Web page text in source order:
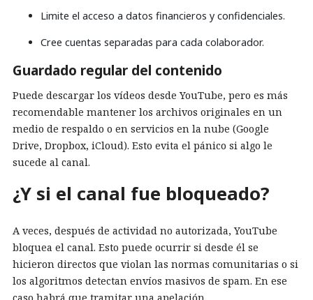
Limite el acceso a datos financieros y confidenciales.
Cree cuentas separadas para cada colaborador.
Guardado regular del contenido
Puede descargar los vídeos desde YouTube, pero es más
recomendable mantener los archivos originales en un
medio de respaldo o en servicios en la nube (Google
Drive, Dropbox, iCloud). Esto evita el pánico si algo le
sucede al canal.
¿Y si el canal fue bloqueado?
A veces, después de actividad no autorizada, YouTube
bloquea el canal. Esto puede ocurrir si desde él se
hicieron directos que violan las normas comunitarias o si
los algoritmos detectan envíos masivos de spam. En ese